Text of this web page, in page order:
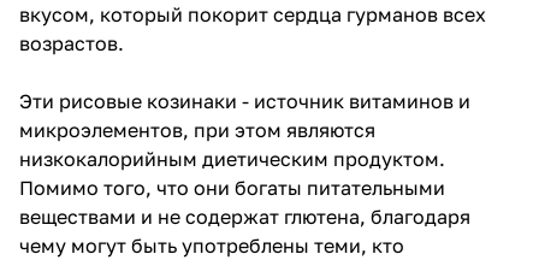
вкусом, который покорит сердца гурманов всех
возрастов.
Эти рисовые козинаки - источник витаминов и
микроэлементов, при этом являются
низкокалорийным диетическим продуктом.
Помимо того, что они богаты питательными
веществами и не содержат глютена, благодаря
чему могут быть употреблены теми, кто